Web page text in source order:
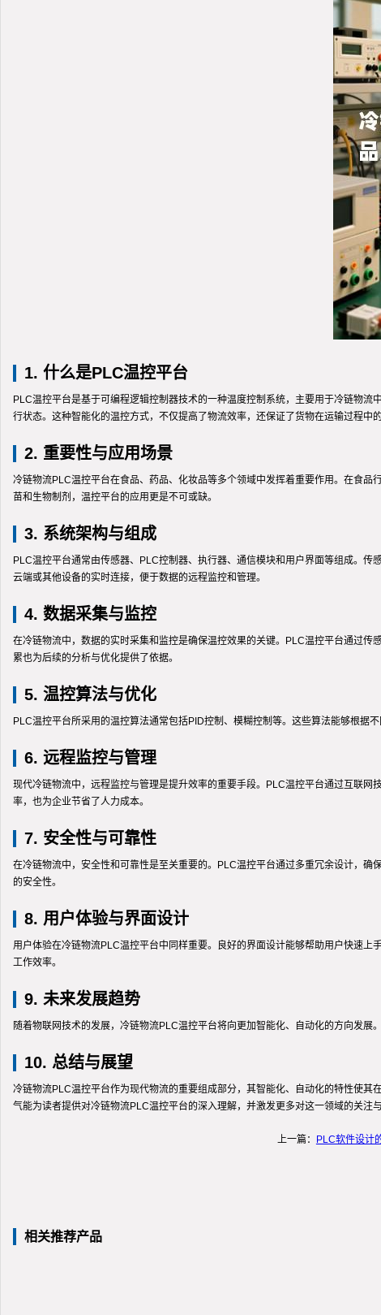
1. 什么是PLC温控平台
PLC温控平台是基于可编程逻辑控制器技术的一种温度控制系统，主要用于冷链物
行状态。这种智能化的温控方式，不仅提高了物流效率，还保证了货物在运输过程中的
2. 重要性与应用场景
冷链物流PLC温控平台在食品、药品、化妆品等多个领域中发挥着重要作用。在食
苗和生物制剂，温控平台的应用更是不可或缺。
3. 系统架构与组成
PLC温控平台通常由传感器、PLC控制器、执行器、通信模块和用户界面等组成。
云端或其他设备的实时连接，便于数据的远程监控和管理。
4. 数据采集与监控
在冷链物流中，数据的实时采集和监控是确保温控效果的关键。PLC温控平台通过
累也为后续的分析与优化提供了依据。
5. 温控算法与优化
PLC温控平台所采用的温控算法通常包括PID控制、模糊控制等。这些算法能够根据
6. 远程监控与管理
现代冷链物流中，远程监控与管理是提升效率的重要手段。PLC温控平台通过互联
率，也为企业节省了人力成本。
7. 安全性与可靠性
在冷链物流中，安全性和可靠性是至关重要的。PLC温控平台通过多重冗余设计，
的安全性。
8. 用户体验与界面设计
用户体验在冷链物流PLC温控平台中同样重要。良好的界面设计能够帮助用户快速
工作效率。
9. 未来发展趋势
随着物联网技术的发展，冷链物流PLC温控平台将向更加智能化、自动化的方向发
10. 总结与展望
冷链物流PLC温控平台作为现代物流的重要组成部分，其智能化、自动化的特性使
气能为读者提供对冷链物流PLC温控平台的深入理解，并激发更多对这一领域的关注与
上一篇： PLC软件设计
相关推荐产品